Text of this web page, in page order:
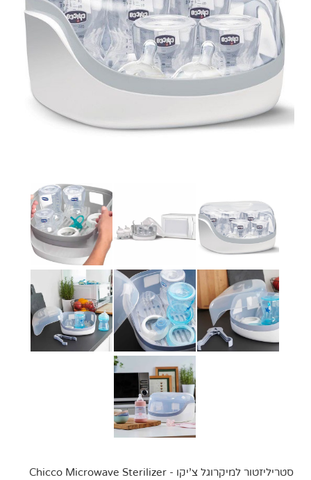
סטריליזטור למיקרוגל צ'יקו - Chicco Microwave Sterilizer